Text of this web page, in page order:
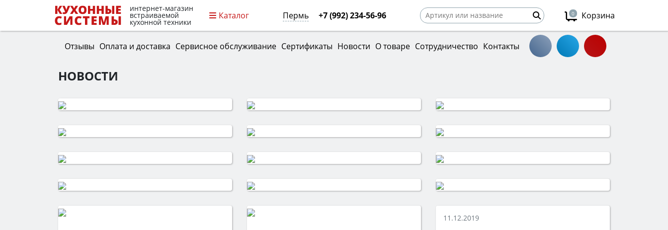
интернет-магазин
встраиваемой
кухонной техники
Каталог Пермь +7 (992) 234-56-96 0 Корзина
Отзывы Оплата и доставка Сервисное обслуживание Сертификаты Новости О товаре Сотрудничество Контакты
НОВОСТИ
11.12.2019